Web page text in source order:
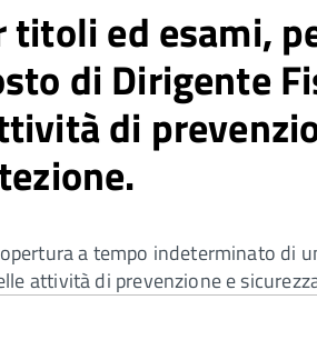
titoli ed esami,
di Dirigente
di
a tempo indeterminato di
attività di prevenzione e